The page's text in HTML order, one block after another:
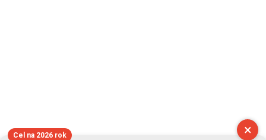
×
Cel na 2026 rok